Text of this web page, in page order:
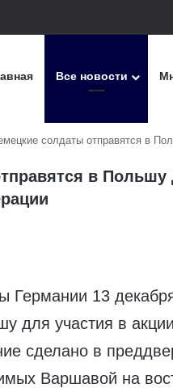
Все новости
солдаты отправятся в
в Польшу
Германии 13
для участия в
сделано в
Варшавой на